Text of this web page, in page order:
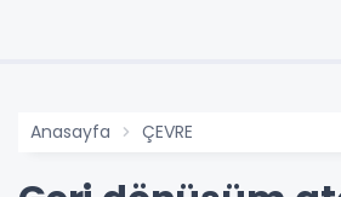
Anasayfa ÇEVRE